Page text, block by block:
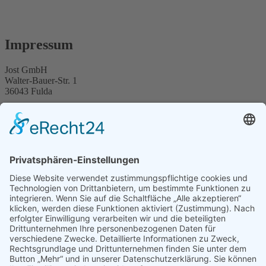
Impressum
Jost GmbH
Walter-Bauer-Str. 1
36043 Fulda
Handelsregister: 5 HRB 881
Registergericht: Amtsgericht Fulda
Marianne Koch
Kontakt
Telefon: +49 (0) 661 93411 0
Telefax: +49 (0) 661 93411 12
E-Mail:Diese E-Mail-Adresse ist vor Spambots geschützt! Zur
Anzeige muss JavaScript eingeschaltet sein.